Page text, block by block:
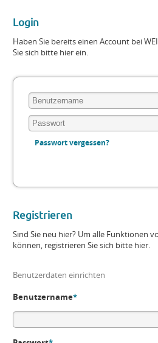
Login
Haben Sie bereits einen Account bei
Sie sich bitte hier ein.
Passwort vergessen?
Registrieren
Sind Sie neu hier? Um alle Funktionen
können, registrieren Sie sich bitte hier.
Benutzerdaten einrichten
Benutzername*